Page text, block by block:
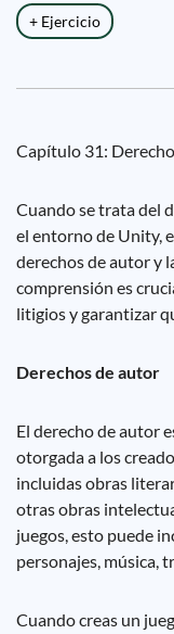
+ Ejercicio
Capítulo 31:
Cuando se trata del
el entorno de Unity,
derechos de autor y
comprensión es
litigios y garantizar
Derechos de autor
El derecho de autor
otorgada a los
incluidas obras
otras obras
juegos, esto puede
personajes, música,
Cuando creas un